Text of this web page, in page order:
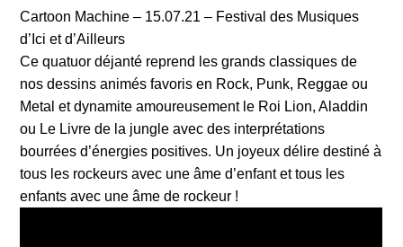
Cartoon Machine – 15.07.21 – Festival des Musiques
d’Ici et d’Ailleurs
Ce quatuor déjanté reprend les grands classiques de
nos dessins animés favoris en Rock, Punk, Reggae ou
Metal et dynamite amoureusement le Roi Lion, Aladdin
ou Le Livre de la jungle avec des interprétations
bourrées d’énergies positives. Un joyeux délire destiné à
tous les rockeurs avec une âme d’enfant et tous les
enfants avec une âme de rockeur !